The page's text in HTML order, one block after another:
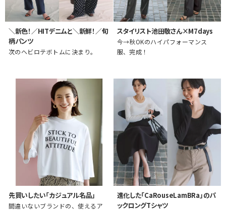
＼新色！／HITデニムと＼新鮮！／旬
柄パンツ
次のヘビロテボトムに決まり。
スタイリスト池田敬さん×M7days
今→秋OKのハイパフォーマンス
服、完成！
先買いしたい「カジュアル名品」
間違いないブランドの、使えるア
進化した「CaRouseLamBRa」のパ
ックロングTシャツ